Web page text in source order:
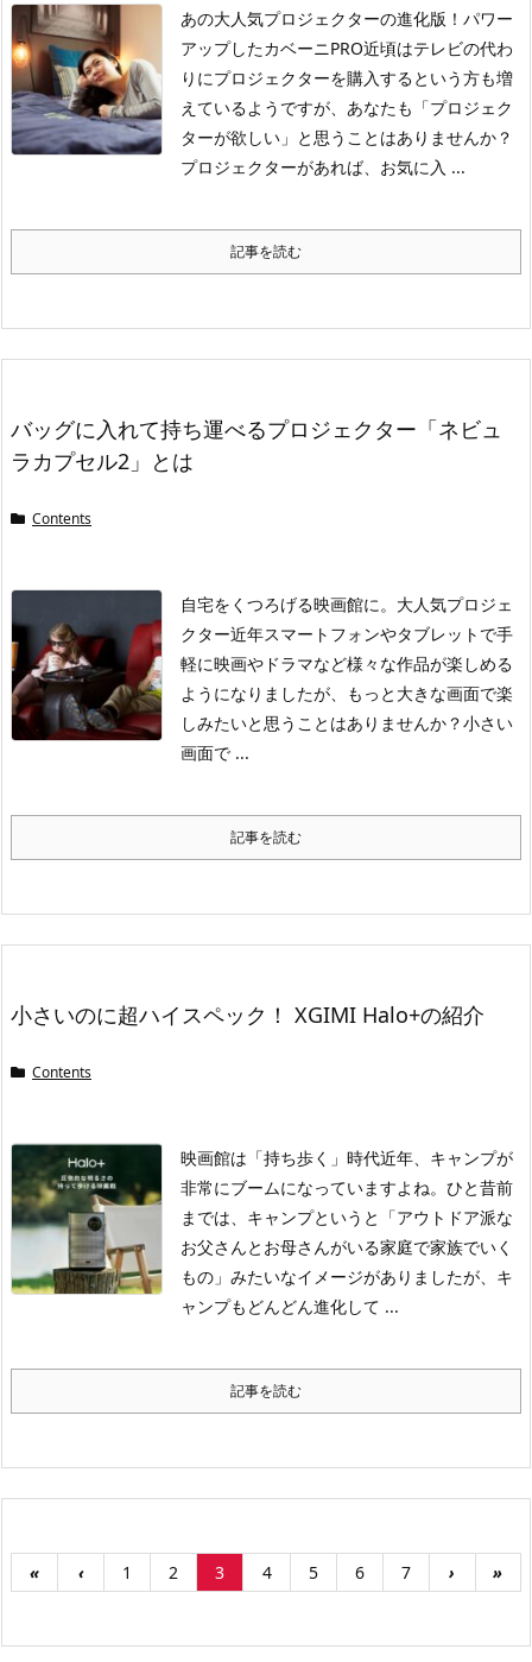
あの大人気プロジェクターの進化版！パワー
アップしたカベーニPRO近頃はテレビの代わ
りにプロジェクターを購入するという方も増
えているようですが、あなたも「プロジェク
ターが欲しい」と思うことはありませんか？
プロジェクターがあれば、お気に入 ...
記事を読む
バッグに入れて持ち運べるプロジェクター「ネビュ
ラカプセル2」とは
Contents
自宅をくつろげる映画館に。大人気プロジェ
クター近年スマートフォンやタブレットで手
軽に映画やドラマなど様々な作品が楽しめる
ようになりましたが、
もっと大きな画面で楽
しみたいと思うことはありませんか？小さい
画面で ...
記事を読む
小さいのに超ハイスペック！ XGIMI Halo+の紹介
Contents
映画館は「持ち歩く」時代近年、キャンプが
非常にブームになっていますよね。 ひと昔前
までは、キャンプというと「アウトドア派な
お父さんとお母さんがいる家庭で家族でいく
もの」みたいなイメージがありましたが、キ
ャンプもどんどん進化して ...
記事を読む
« ‹ 1 2 3 4 5 6 7 › »